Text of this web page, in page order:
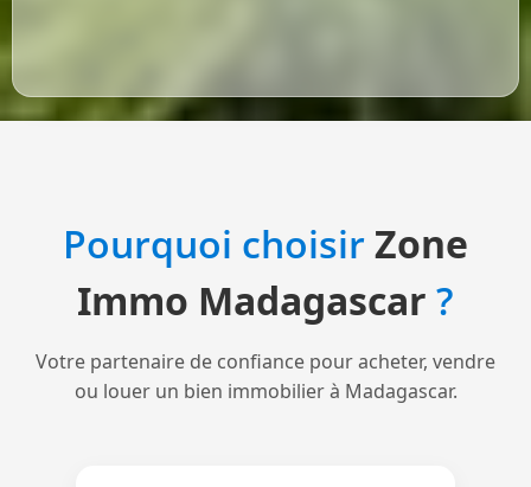
Pourquoi choisirZone
Immo Madagascar ?
Votre partenaire de confiance pour acheter, vendre
ou louer un bien immobilier à Madagascar.